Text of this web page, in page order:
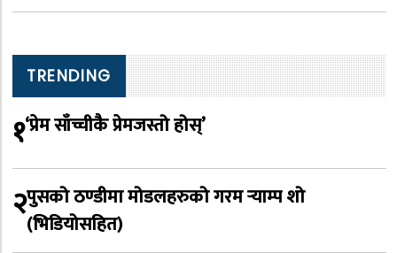
TRENDING
१‘प्रेम साँच्चीकै प्रेमजस्तो होस्’
२पुसको ठण्डीमा मोडलहरुको गरम र्‍याम्प शो
(भिडियोसहित)